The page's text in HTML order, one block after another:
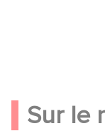
Sur le